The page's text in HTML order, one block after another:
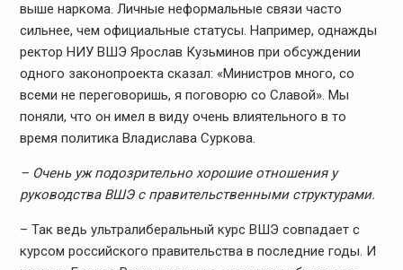
выше наркома. Личные неформальные связи часто
сильнее, чем официальные статусы. Например, однажды
ректор НИУ ВШЭ Ярослав Кузьминов при обсуждении
одного законопроекта сказал: «Министров много, со
всеми не переговоришь, я поговорю со Славой». Мы
поняли, что он имел в виду очень влиятельного в то
время политика Владислава Суркова.
– Очень уж подозрительно хорошие отношения у
руководства ВШЭ с правительственными структурами.
– Так ведь ультралиберальный курс ВШЭ совпадает с
курсом российского правительства в последние годы. И